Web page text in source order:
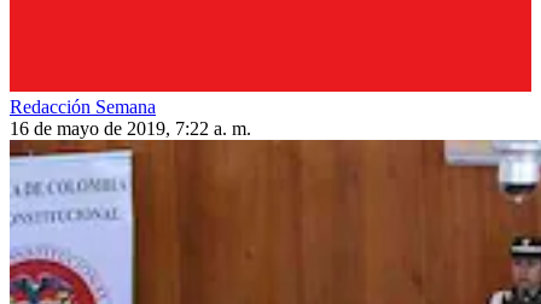
Redacción Semana
16 de mayo de 2019, 7:22 a. m.